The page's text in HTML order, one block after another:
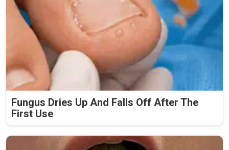
Fungus Dries Up And Falls Off After The
First Use